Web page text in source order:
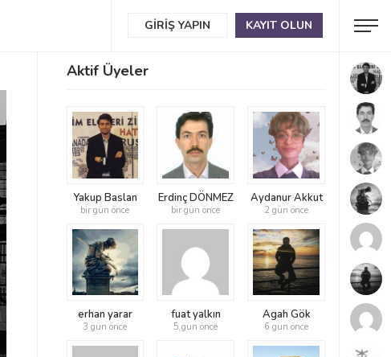
KAYIT OLUN
GIRIŞ YAPIN
Aktif Üyeler
Yakup Baslan
bir gün önce
Erdinç DÖNMEZ
bir gün önce
Aydanur Akkut
2 gün önce
erhan yarar
3 gün önce
fuat yalkın
5 gün önce
Agah Gök
6 gün önce